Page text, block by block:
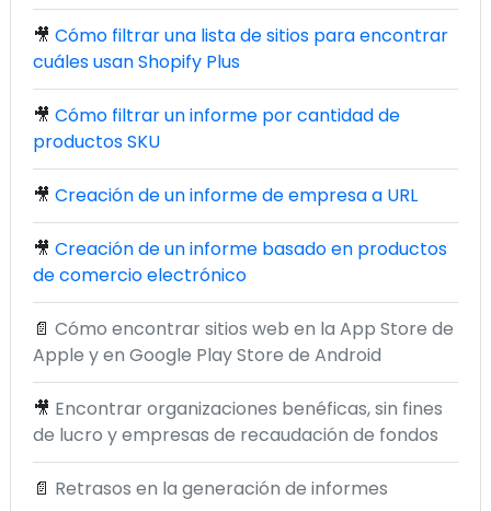
🎥 Cómo filtrar una lista de sitios para encontrar
cuáles usan Shopify Plus
🎥 Cómo filtrar un informe por cantidad de
productos SKU
🎥 Creación de un informe de empresa a URL
🎥 Creación de un informe basado en productos
de comercio electrónico
📄 Cómo encontrar sitios web en la App Store de
Apple y en Google Play Store de Android
🎥 Encontrar organizaciones benéficas, sin fines
de lucro y empresas de recaudación de fondos
📄 Retrasos en la generación de informes